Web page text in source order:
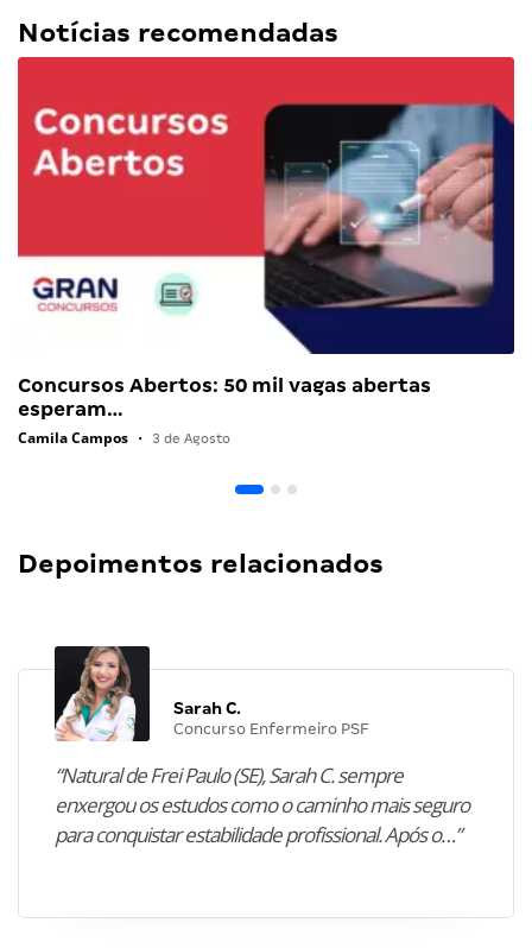
Notícias recomendadas
Concursos Abertos: 50 mil vagas abertas
esperam…
Camila Campos • 3 de Agosto
Depoimentos relacionados
Sarah C.
Concurso Enfermeiro PSF
“Natural de Frei Paulo (SE), Sarah C. sempre
enxergou os estudos como o caminho mais seguro
para conquistar estabilidade profissional. Após o…”